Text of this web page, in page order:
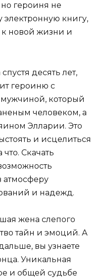
но героиня не
электронную книгу,
к новой жизни и
десять лет,
героиню с
который
человеком, а
Элларии. Это
и исцелиться
Скачать
атмосферу
и надежд.
жена слепого
тайн и эмоций. А
вы узнаете
Уникальная
и общей судьбе